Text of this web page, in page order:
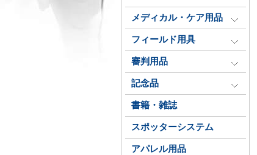
メディカル・ケア用品
フィールド用具
審判用品
記念品
書籍・雑誌
スポッターシステム
アパレル用品